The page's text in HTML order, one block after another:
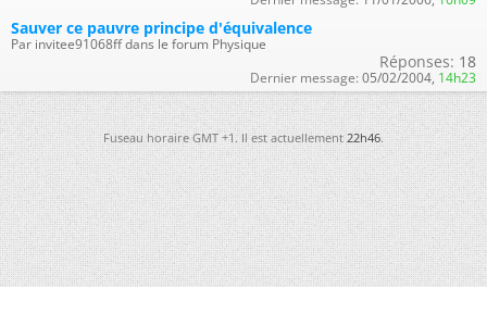
Sauver ce pauvre principe d'équivalence
Par invitee91068ff dans le forum Physique
Réponses: 18
Dernier message: 05/02/2004, 14h23
Fuseau horaire GMT +1. Il est actuellement22h46.